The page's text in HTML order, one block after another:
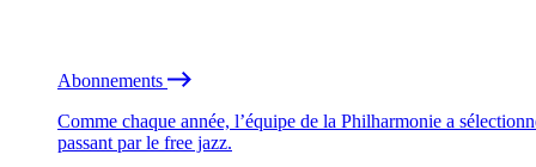
Abonnements
Comme chaque année, l’équipe de la Philharmonie a
passant par le free jazz.